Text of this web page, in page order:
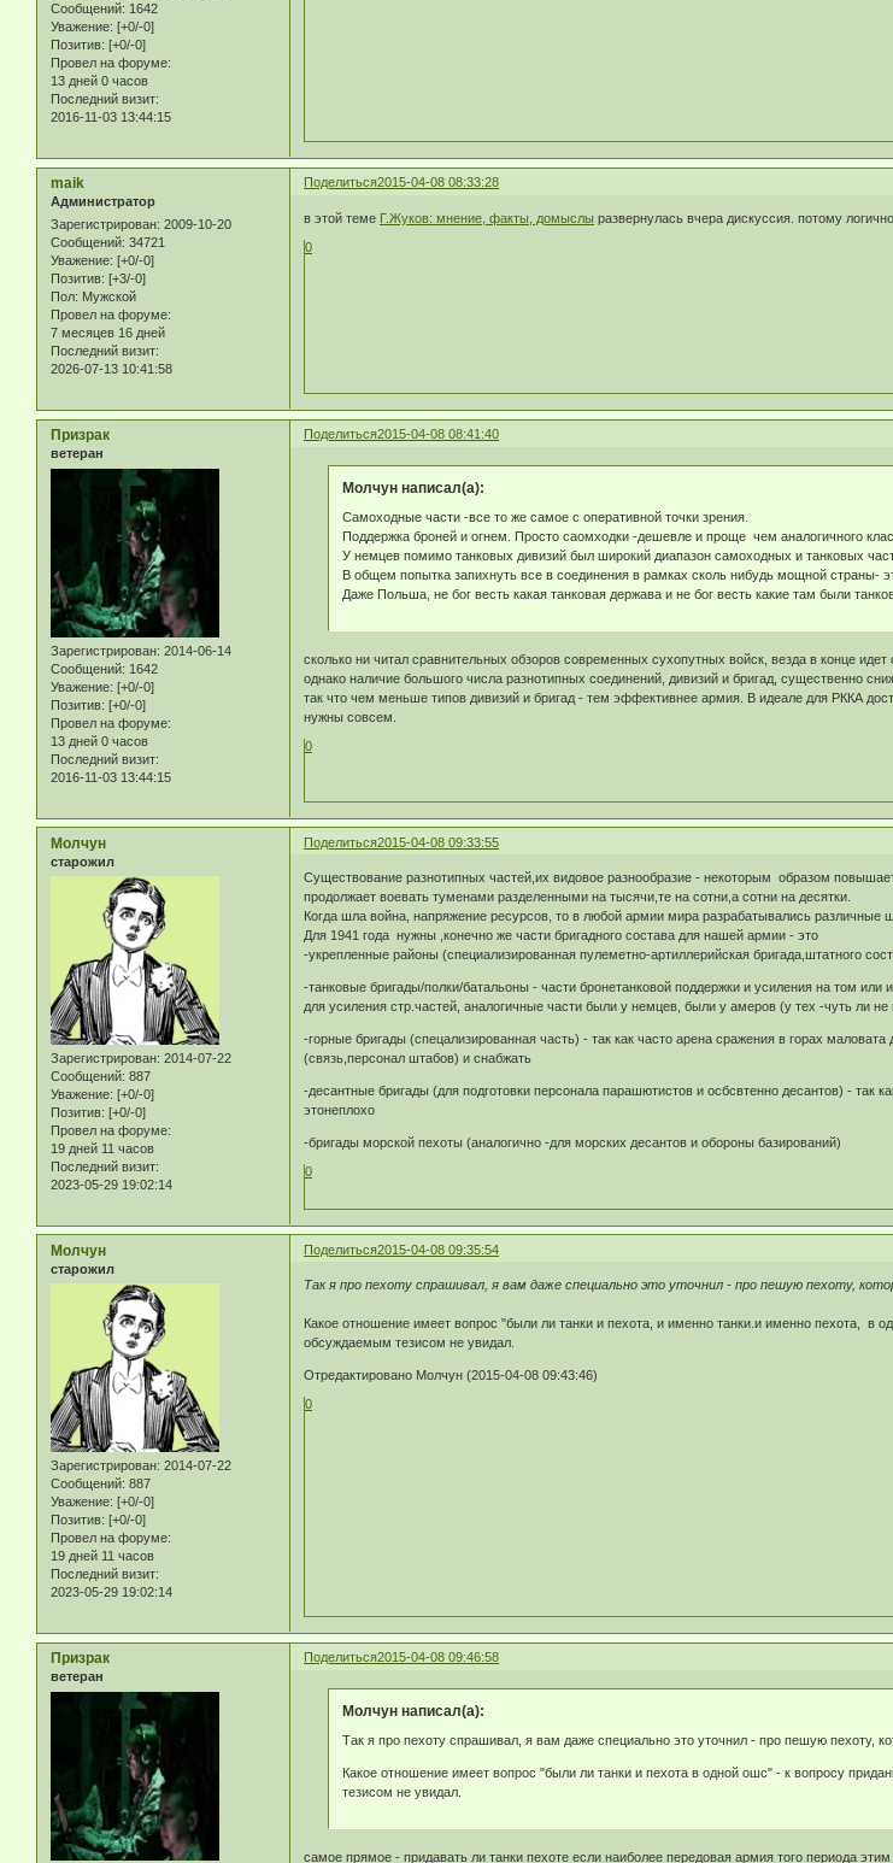
Сообщений: 1642
Уважение: [+0/-0]
Позитив: [+0/-0]
Провел на форуме:
13 дней 0 часов
Последний визит:
2016-11-03 13:44:15
Поделиться2015-04-08 08:33:28
maik
Администратор
Зарегистрирован: 2009-10-20
Сообщений: 34721
Уважение: [+0/-0]
Позитив: [+3/-0]
Пол: Мужской
Провел на форуме:
7 месяцев 16 дней
Последний визит:
2026-07-13 10:41:58
в этой теме Г.Жуков: мнение, факты, домыслы развернулась вчера дискуссия. потому
0
Поделиться2015-04-08 08:41:40
Призрак
ветеран
Зарегистрирован: 2014-06-14
Сообщений: 1642
Уважение: [+0/-0]
Позитив: [+0/-0]
Провел на форуме:
13 дней 0 часов
Последний визит:
2016-11-03 13:44:15
Молчун написал(а):
Самоходные части -все то же самое с оперативной точки зрения.
Поддержка броней и огнем. Просто саомходки -дешевле и проще чем аналогичного
У немцев помимо танковых дивизий был широкий диапазон самоходных и танковых
В общем попытка запихнуть все в соединения в рамках сколь нибудь мощной страны-
Даже Польша, не бог весть какая танковая держава и не бог весть какие там были
сколько ни читал сравнительных обзоров современных сухопутных войск, везда в конце
однако наличие большого числа разнотипных соединений, дивизий и бригад, существенно
так что чем меньше типов дивизий и бригад - тем эффективнее армия. В идеале для РККА
нужны совсем.
0
Поделиться2015-04-08 09:33:55
Молчун
старожил
Зарегистрирован: 2014-07-22
Сообщений: 887
Уважение: [+0/-0]
Позитив: [+0/-0]
Провел на форуме:
19 дней 11 часов
Последний визит:
2023-05-29 19:02:14
Существование разнотипных частей,их видовое разнообразие - некоторым образом
продолжает воевать туменами разделенными на тысячи,те на сотни,а сотни на десятки.
Когда шла война, напряжение ресурсов, то в любой армии мира разрабатывались различные
Для 1941 года нужны ,конечно же части бригадного состава для нашей армии - это
-укрепленные районы (специализированная пулеметно-артиллерийская бригада,штатного
-танковые бригады/полки/батальоны - части бронетанковой поддержки и усиления на том
для усиления стр.частей, аналогичные части были у немцев, были у амеров (у тех -чуть ли не
-горные бригады (спецализированная часть) - так как часто арена сражения в горах
(связь,персонал штабов) и снабжать
-десантные бригады (для подготовки персонала парашютистов и осбсвтенно десантов) -
этонеплохо
-бригады морской пехоты (аналогично -для морских десантов и обороны базирований)
0
Поделиться2015-04-08 09:35:54
Молчун
старожил
Зарегистрирован: 2014-07-22
Сообщений: 887
Уважение: [+0/-0]
Позитив: [+0/-0]
Провел на форуме:
19 дней 11 часов
Последний визит:
2023-05-29 19:02:14
Так я про пехоту спрашивал, я вам даже специально это уточнил - про пешую пехоту,
Какое отношение имеет вопрос "были ли танки и пехота, и именно танки.и именно пехота, в
обсуждаемым тезисом не увидал.
Отредактировано Молчун (2015-04-08 09:43:46)
0
Поделиться2015-04-08 09:46:58
Призрак
ветеран
Молчун написал(а):
Так я про пехоту спрашивал, я вам даже специально это уточнил - про пешую пехоту,
Какое отношение имеет вопрос "были ли танки и пехота в одной ошс" - к вопросу
тезисом не увидал.
самое прямое - придавать ли танки пехоте если наиболее передовая армия того периода